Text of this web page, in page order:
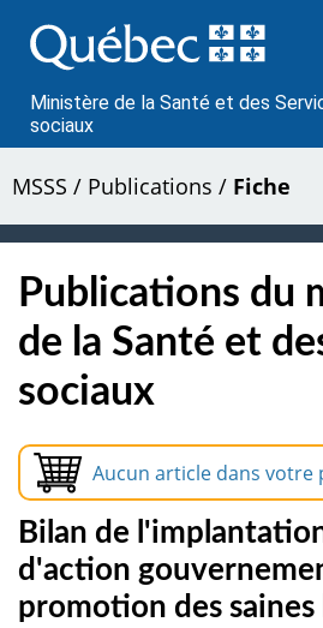
au
contenu
Ministère de la Santé et des
sociaux
MSSS / Publications / Fiche
Publications du
de la Santé et
sociaux
Aucun article dans votre
Bilan de
d'action
promotion des